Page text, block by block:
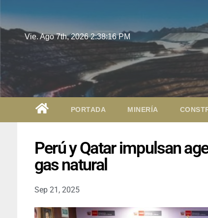
Vie. Ago 7th, 20262:38:17 PM
PORTADA MINERÍA
Perú y Qatar impulsan
gas natural
Sep 21, 2025